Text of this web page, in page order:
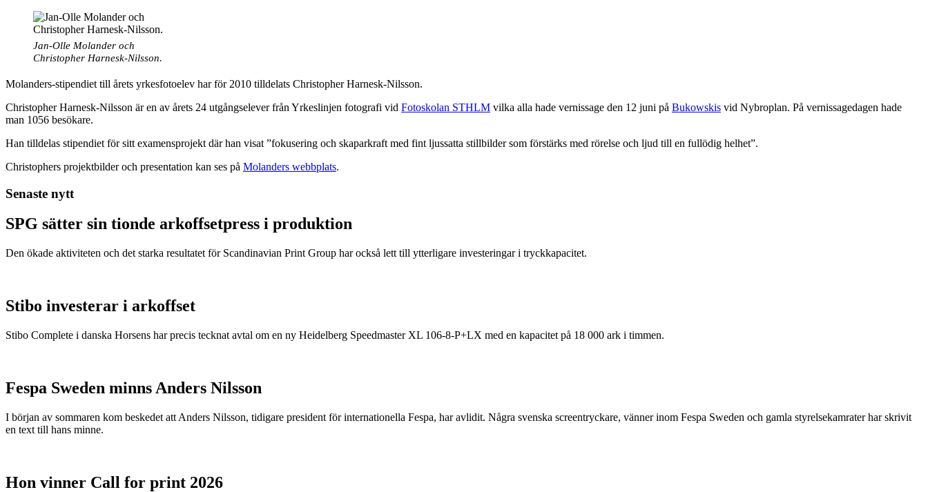
Jan-Olle Molander och
Christopher Harnesk-Nilsson.
Molanders-stipendiet till årets yrkesfotoelev har för 2010 tilldelats Christopher Harnesk-Nilsson.
Christopher Harnesk-Nilsson är en av årets 24 utgångselever från Yrkeslinjen fotografi vid Fotoskolan STHLM vilka alla hade vernissage den 12 juni på Bukowskis vid Nybroplan. På vernissagedagen hade
man 1056 besökare.
Han tilldelas stipendiet för sitt examensprojekt där han visat ”fokusering och skaparkraft med fint ljussatta stillbilder som förstärks med rörelse och ljud till en fullödig helhet”.
Christophers projektbilder och presentation kan ses på Molanders webbplats.
Senaste nytt
SPG sätter sin tionde arkoffsetpress i produktion
Den ökade aktiviteten och det starka resultatet för Scandinavian Print Group har också lett till ytterligare investeringar i tryckkapacitet.
Stibo investerar i arkoffset
Stibo Complete i danska Horsens har precis tecknat avtal om en ny Heidelberg Speedmaster XL 106-8-P+LX med en kapacitet på 18 000 ark i timmen.
Fespa Sweden minns Anders Nilsson
I början av sommaren kom beskedet att Anders Nilsson, tidigare president för internationella Fespa, har avlidit. Några svenska screentryckare, vänner inom Fespa Sweden och gamla styrelsekamrater har skrivit
en text till hans minne.
Hon vinner Call for print 2026